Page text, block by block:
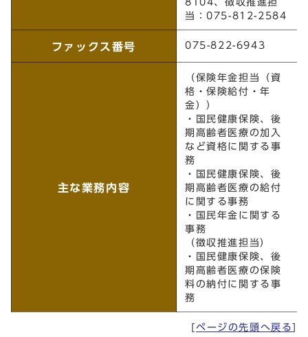
8104、徴収推進担
当：075-812-2584
ファックス番号 075-822-6943
主な業務内容
（保険年金担当（資
格・保険給付・年
金））
・国民健康保険、後
期高齢者医療の加入
など資格に関する事
務
・国民健康保険、後
期高齢者医療の給付
に関する事務
・国民年金に関する
事務
（徴収推進担当）
・国民健康保険、後
期高齢者医療の保険
料の納付に関する事
務
ページの先頭へ戻る